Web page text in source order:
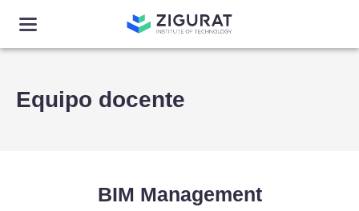
Equipo docente
BIM Management